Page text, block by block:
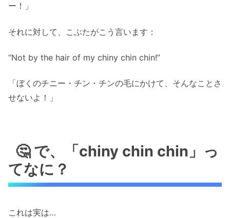
ー！」
それに対して、こぶたがこう言います：
“Not by the hair of my chiny chin chin!”
「ぼくのチニー・チン・チンの毛にかけて、そんなことさ
せないよ！」
🤔 で、「chiny chin chin」っ
てなに？
これは実は…